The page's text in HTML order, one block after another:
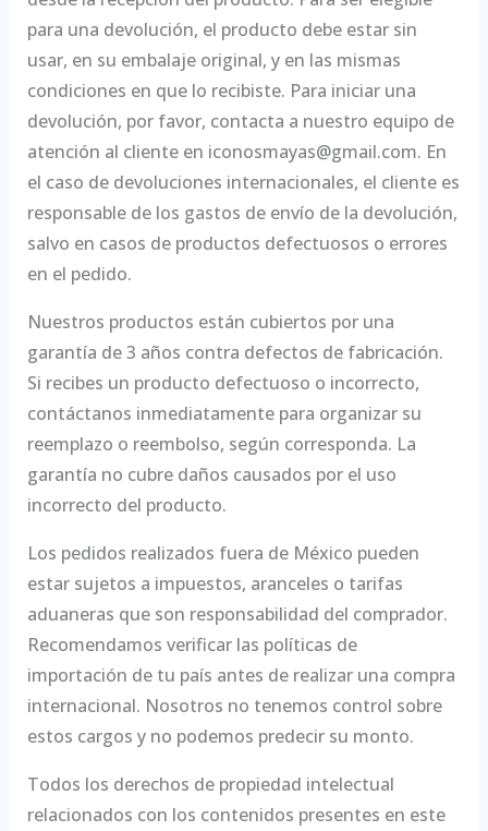
para una devolución, el producto debe estar sin
usar, en su embalaje original, y en las mismas
condiciones en que lo recibiste. Para iniciar una
devolución, por favor, contacta a nuestro equipo de
atención al cliente en iconosmayas@gmail.com. En
el caso de devoluciones internacionales, el cliente es
responsable de los gastos de envío de la devolución,
salvo en casos de productos defectuosos o errores
en el pedido.
Nuestros productos están cubiertos por una
garantía de 3 años contra defectos de fabricación.
Si recibes un producto defectuoso o incorrecto,
contáctanos inmediatamente para organizar su
reemplazo o reembolso, según corresponda. La
garantía no cubre daños causados por el uso
incorrecto del producto.
Los pedidos realizados fuera de México pueden
estar sujetos a impuestos, aranceles o tarifas
aduaneras que son responsabilidad del comprador.
Recomendamos verificar las políticas de
importación de tu país antes de realizar una compra
internacional. Nosotros no tenemos control sobre
estos cargos y no podemos predecir su monto.
Todos los derechos de propiedad intelectual
relacionados con los contenidos presentes en este